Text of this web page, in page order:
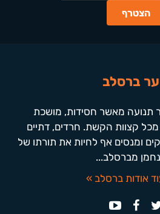
ברסלב
תנועה מאשר חסידות, מושכת
מכל קצוות הקשת. חרדים, דתיים
ומנסים אף לחיות את תורתו של
נחמן מברסלב...
אודות ברסלב »